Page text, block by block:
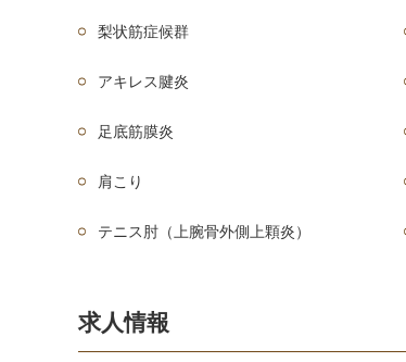
梨状筋症候群
アキレス腱炎
足底筋膜炎
肩こり
テニス肘（上腕骨外側上顆炎）
求人情報